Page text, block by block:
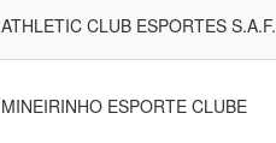
ATHLETIC CLUB ESPORTES S.A.F.
MINEIRINHO ESPORTE CLUBE